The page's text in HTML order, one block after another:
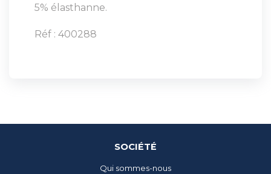
5% élasthanne.
Réf : 400288
SOCIÉTÉ
Qui sommes-nous